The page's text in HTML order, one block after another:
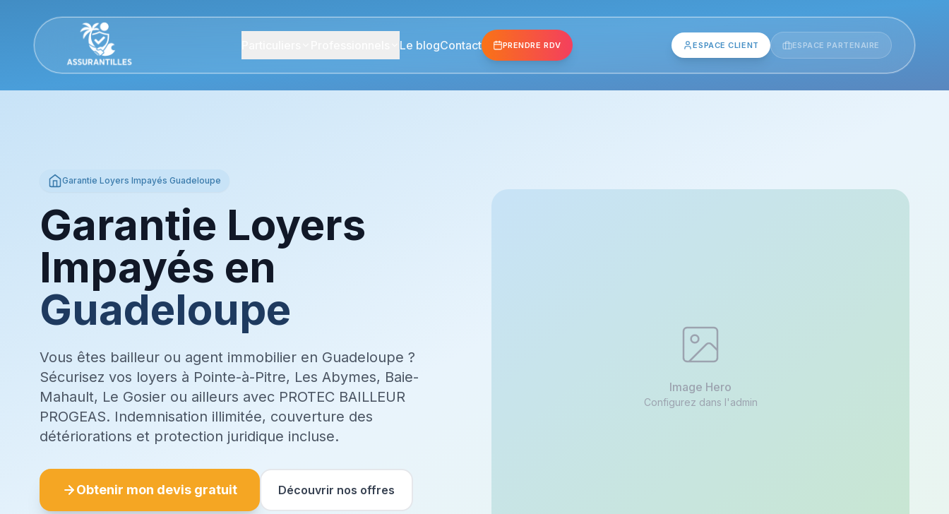
Le blogContact PRENDRE RDV ESPACE CLIENT ESPACE PARTENAIRE
Garantie Loyers Impayés Guadeloupe
Garantie Loyers
Impayés en
Guadeloupe
Vous êtes bailleur ou agent immobilier en Guadeloupe ?
Sécurisez vos loyers à Pointe-à-Pitre, Les Abymes, Baie-
Mahault, Le Gosier ou ailleurs avec PROTEC BAILLEUR
PROGEAS. Indemnisation illimitée, couverture des
détériorations et protection juridique incluse.
Obtenir mon devis gratuit Découvrir nos offres
Image Hero
Configurez dans l'admin